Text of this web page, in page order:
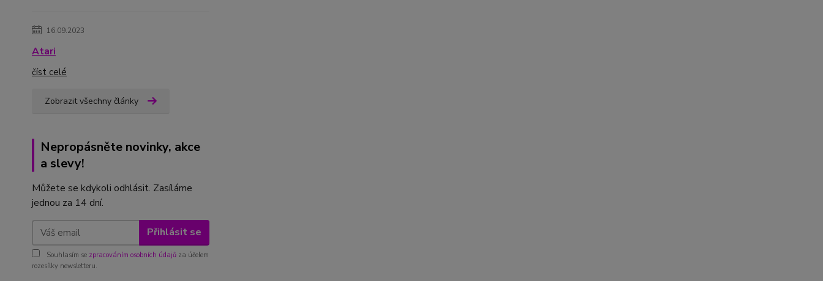
16.09.2023
Atari
číst celé
Zobrazit všechny články
Nepropásněte novinky, akce
a slevy!
Můžete se kdykoli odhlásit. Zasíláme
jednou za 14 dní.
Přihlásit se
Souhlasím se zpracováním osobních údajů za účelem
rozesílky newsletteru.